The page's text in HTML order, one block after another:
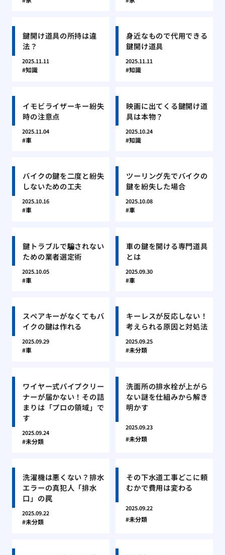
鍵開け道具の所持は違
法？
2025.11.11
知識
身近なもので代用できる
鍵開け道具
2025.11.11
知識
イモビライザーキー紛失
時の注意点
2025.11.04
車
映画に出てくる鍵開け道
具は本物？
2025.10.24
知識
バイクの鍵を二度と紛失
しないための工夫
2025.10.16
車
ツーリング先でバイクの
鍵を紛失した場合
2025.10.08
車
鍵トラブルで騙されない
ための業者選定術
2025.10.05
車
車の鍵を開ける専門道具
とは
2025.09.30
車
スペアキーがなくてもバ
イクの鍵は作れる
2025.09.29
車
キーレスが反応しない！
考えられる原因と対処法
2025.09.25
未分類
ワイヤー式パイプクリー
ナーが届かない！その詰
まりは「プロの領域」で
す
2025.09.24
未分類
洗面所の排水栓が上がら
ない謎を仕組みから解き
明かす
2025.09.23
未分類
洗濯機は悪くない？排水
エラーの真犯人「排水
口」の罠
2025.09.22
未分類
その下水道工事どこに頼
むかで費用は変わる
2025.09.22
未分類